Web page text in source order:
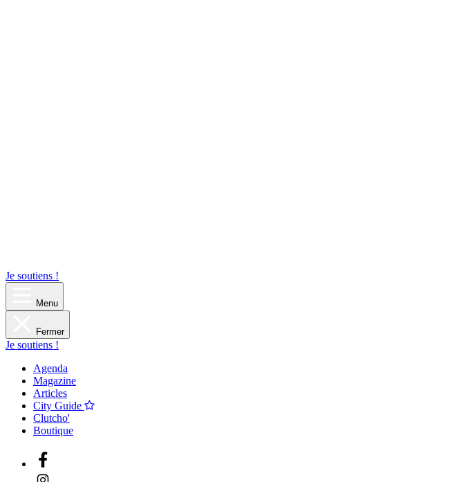
Je soutiens !
Menu
Fermer
Je soutiens !
Agenda
Magazine
Articles
City Guide
Clutcho'
Boutique